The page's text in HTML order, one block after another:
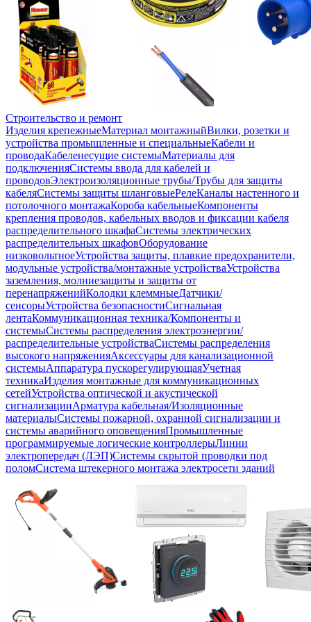
Строительство и ремонт
Изделия крепежныеМатериал монтажныйВилки, розетки и
устройства промышленные и специальныеКабели и
проводаКабеленесущие системыМатериалы для
подключенияСистемы ввода для кабелей и
проводовЭлектроизоляционные трубы/Трубы для защиты
кабеляСистемы защиты шланговыеРелеКаналы настенного и
потолочного монтажаКороба кабельныеКомпоненты
крепления проводов, кабельных вводов и фиксации кабеля
распределительного шкафаСистемы электрических
распределительных шкафовОборудование
низковольтноеУстройства защиты, плавкие предохранители,
модульные устройства/монтажные устройстваУстройства
заземления, молниезащиты и защиты от
перенапряженийКолодки клеммныеДатчики/
сенсорыУстройства безопасностиСигнальная
лентаКоммуникационная техника/Компоненты и
системыСистемы распределения электроэнергии/
распределительные устройстваСистемы распределения
высокого напряженияАксессуары для канализационной
системыАппаратура пускорегулирующаяУчетная
техникаИзделия монтажные для коммуникационных
сетейУстройства оптической и акустической
сигнализацииАрматура кабельная/Изоляционные
материалыСистемы пожарной, охранной сигнализации и
системы аварийного оповещенияПромышленные
программируемые логические контроллерыЛинии
электропередач (ЛЭП)Системы скрытой проводки под
поломСистема штекерного монтажа электросети зданий